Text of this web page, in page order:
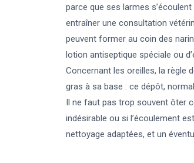
parce que ses larmes
entraîner une consultation
peuvent former au coin des
lotion antiseptique spéciale ou
Concernant les oreilles, la règle
gras à sa base : ce dépôt,
Il ne faut pas trop souvent ôter
indésirable ou si l’écoulement
nettoyage adaptées, et un